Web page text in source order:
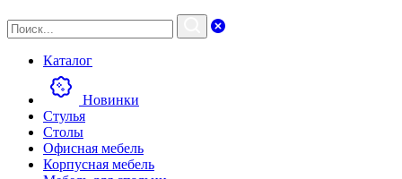
Каталог
Новинки
Стулья
Столы
Офисная мебель
Корпусная мебель